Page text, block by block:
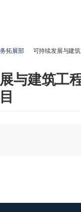
拓展部
可持续发展与建
与建筑工